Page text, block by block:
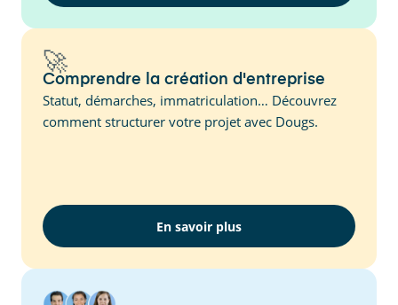
🚀
Comprendre la création d'entreprise
Statut, démarches, immatriculation… Découvrez
comment structurer votre projet avec Dougs.
En savoir plus